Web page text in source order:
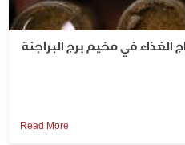
الغذاء في مخيم برج البراجنة
Read More